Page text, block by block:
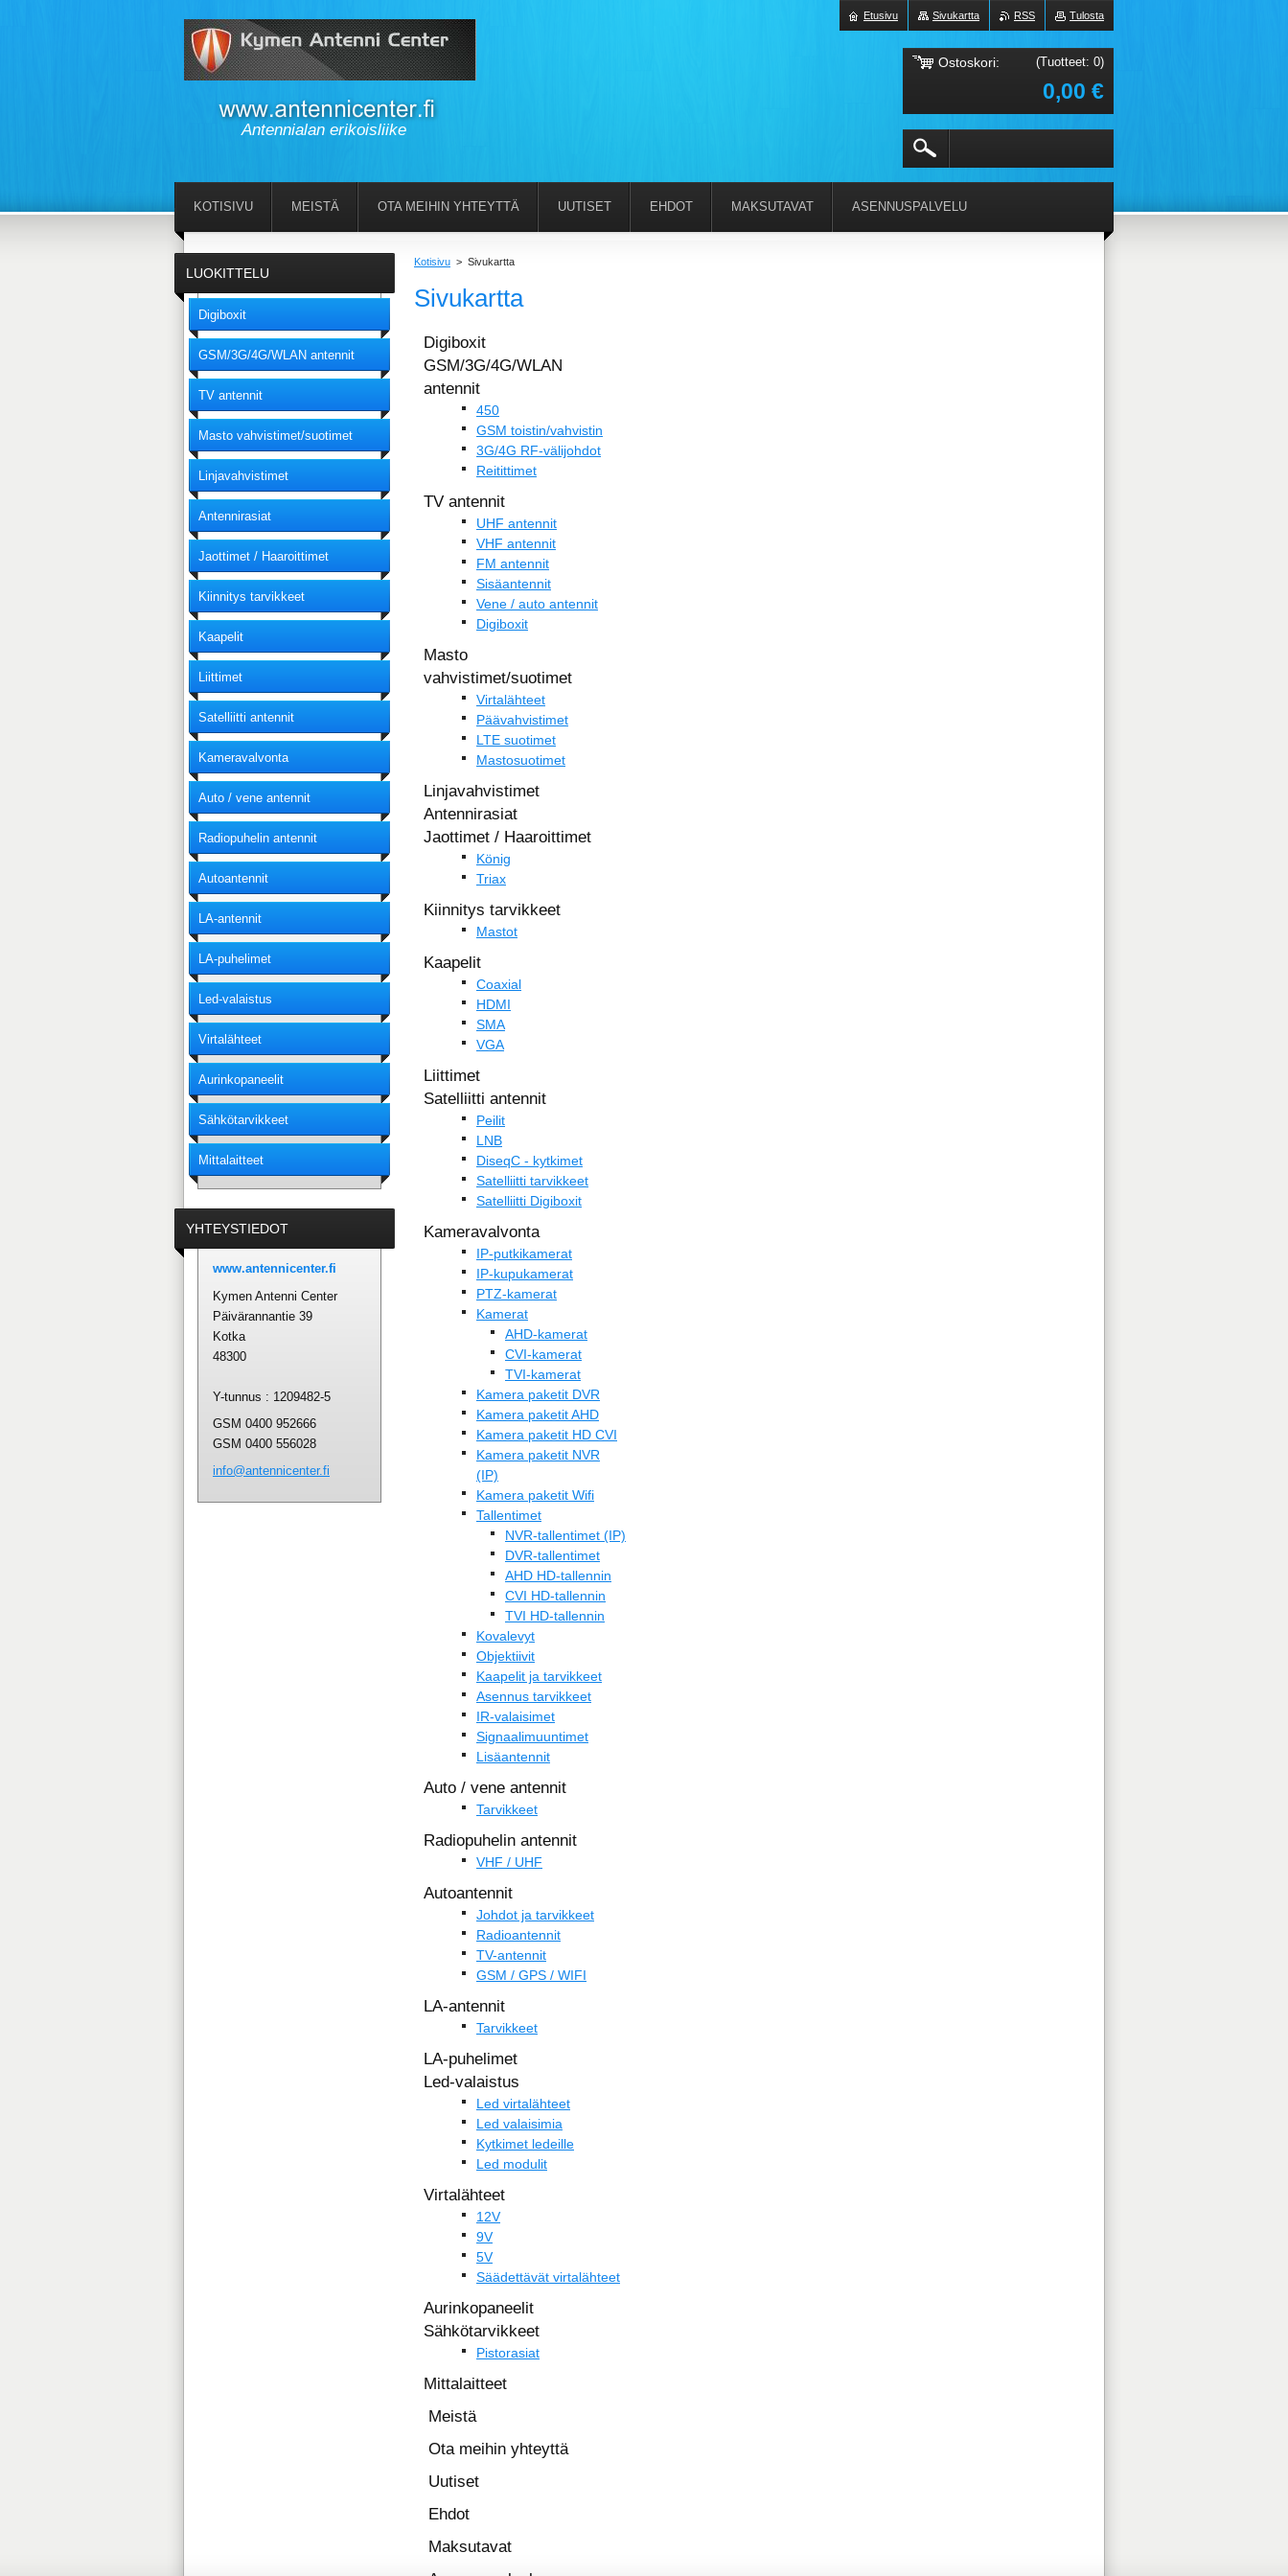
Antennialan erikoisliike
Kotisivu > Sivukartta
Sivukartta
Digiboxit
GSM/3G/4G/WLAN
antennit
450
GSM toistin/vahvistin
3G/4G RF-välijohdot
Reitittimet
TV antennit
UHF antennit
VHF antennit
FM antennit
Sisäantennit
Vene / auto antennit
Digiboxit
Masto
vahvistimet/suotimet
Virtalähteet
Päävahvistimet
LTE suotimet
Mastosuotimet
Linjavahvistimet
Antennirasiat
Jaottimet / Haaroittimet
König
Triax
Kiinnitys tarvikkeet
Mastot
Kaapelit
Coaxial
HDMI
SMA
VGA
Liittimet
Satelliitti antennit
Peilit
LNB
DiseqC - kytkimet
Satelliitti tarvikkeet
Satelliitti Digiboxit
Kameravalvonta
IP-putkikamerat
IP-kupukamerat
PTZ-kamerat
Kamerat
AHD-kamerat
CVI-kamerat
TVI-kamerat
Kamera paketit DVR
Kamera paketit AHD
Kamera paketit HD CVI
Kamera paketit NVR
(IP)
Kamera paketit Wifi
Tallentimet
NVR-tallentimet (IP)
DVR-tallentimet
AHD HD-tallennin
CVI HD-tallennin
TVI HD-tallennin
Kovalevyt
Objektiivit
Kaapelit ja tarvikkeet
Asennus tarvikkeet
IR-valaisimet
Signaalimuuntimet
Lisäantennit
Auto / vene antennit
Tarvikkeet
Radiopuhelin antennit
VHF / UHF
Autoantennit
Johdot ja tarvikkeet
Radioantennit
TV-antennit
GSM / GPS / WIFI
LA-antennit
Tarvikkeet
LA-puhelimet
Led-valaistus
Led virtalähteet
Led valaisimia
Kytkimet ledeille
Led modulit
Virtalähteet
12V
9V
5V
Säädettävät virtalähteet
Aurinkopaneelit
Sähkötarvikkeet
Pistorasiat
Mittalaitteet
Meistä
Ota meihin yhteyttä
Uutiset
Ehdot
Maksutavat
LUOKITTELU
Digiboxit
GSM/3G/4G/WLAN antennit
TV antennit
Masto vahvistimet/suotimet
Linjavahvistimet
Antennirasiat
Jaottimet / Haaroittimet
Kiinnitys tarvikkeet
Kaapelit
Liittimet
Satelliitti antennit
Kameravalvonta
Auto / vene antennit
Radiopuhelin antennit
Autoantennit
LA-antennit
LA-puhelimet
Led-valaistus
Virtalähteet
Aurinkopaneelit
Sähkötarvikkeet
Mittalaitteet
YHTEYSTIEDOT
www.antennicenter.fi
Kymen Antenni Center
Päivärannantie 39
Kotka
48300
Y-tunnus : 1209482-5
GSM 0400 952666
GSM 0400 556028
info@antennicenter.fi
KOTISIVU MEISTÄ OTA MEIHIN YHTEYTTÄ UUTISET EHDOT MAKSUTAVAT ASENNUSPALVELU
Tulosta
RSS
Sivukartta
Etusivu
Ostoskori: (Tuotteet: 0)
0,00 €